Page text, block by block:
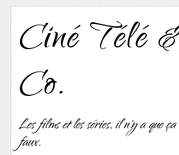
Ciné Télé
Co.
Les films et les séries, il n'y a que
faux.